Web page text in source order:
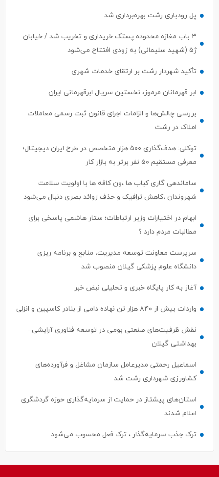
پل رودباری رشت بهره‌برداری شد
۳ باب مغازه محدوده پستک خریداری و تخریب شد / خیابان
ژ۵ (شهید سلیمانی) به زودی افتتاح می‌شود
تأکید شهردار رشت بر ارتقای خدمات شهری
ابر قهرمانان مرموز، نخستین سریال ابرقهرمانی ایران
بررسی چالش‌ها و الزامات اجرای قانون ثبت رسمی معاملات
املاک در رشت
توکلی: هدف‌گذاری ۵۰۰ هزار متخصص در طرح ایران دیجیتال؛
معرفی مستقیم ۵۰ نفر برتر به بازار کار
ساماندهی گاری کباب ها ،ون کافه ها با اولویت سلامت
شهروندان ،کاهش ترافیک و حذف زوائد بصری دنبال می‌شود
ابهام در اختیارات وزیر ارتباطات؛ ستار هاشمی پاسخی برای
مطالبات مردم دارد ؟
سرپرست معاونت توسعه مدیریت، منابع و برنامه ریزی
دانشگاه علوم پزشکی گیلان منصوب شد
آغاز به کار پایگاه خبری و تحلیلی نبض خبر
واردات بیش از ۸۴۰ هزار تن نهاده دامی از بنادر كاسپین و انزلی
نقش ظرفیت‌های صنعتی بومی در توسعه فناوری آرایشی–
بهداشتی گیلان
اسماعیل رحمتی مدیرعامل سازمان مشاغل و فرآورده‌های
کشاورزی شهرداری رشت شد
استان‌های پیشتاز در حمایت از سرمایه‌گذاری حوزه گردشگری
اعلام شدند
ترک جذب سرمایه‌گذار ، ترک فعل محسوب می‌شود